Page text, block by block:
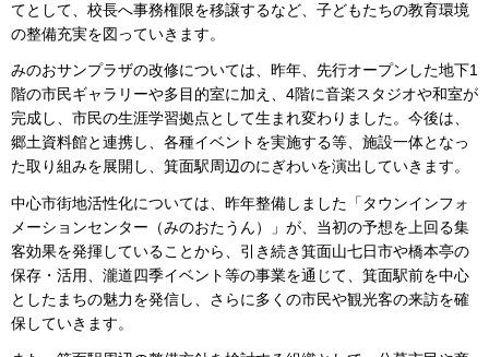
てとして、校長へ事務権限を移譲するなど、子どもたちの教育環境
の整備充実を図っていきます。
みのおサンプラザの改修については、昨年、先行オープンした地下1
階の市民ギャラリーや多目的室に加え、4階に音楽スタジオや和室が
完成し、市民の生涯学習拠点として生まれ変わりました。今後は、
郷土資料館と連携し、各種イベントを実施する等、施設一体となっ
た取り組みを展開し、箕面駅周辺のにぎわいを演出していきます。
中心市街地活性化については、昨年整備しました「タウンインフォ
メーションセンター（みのおたうん）」が、当初の予想を上回る集
客効果を発揮していることから、引き続き箕面山七日市や橋本亭の
保存・活用、瀧道四季イベント等の事業を通じて、箕面駅前を中心
としたまちの魅力を発信し、さらに多くの市民や観光客の来訪を確
保していきます。